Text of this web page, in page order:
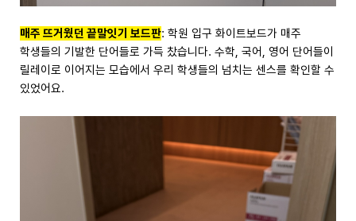
매주 뜨거웠던 끝말잇기 보드판: 학원 입구 화이트보드가 매주
학생들의 기발한 단어들로 가득 찼습니다. 수학, 국어, 영어 단어들이
릴레이로 이어지는 모습에서 우리 학생들의 넘치는 센스를 확인할 수
있었어요.